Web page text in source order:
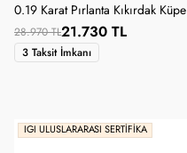
0.19 Karat Pırlanta Kıkırdak Küpe
28.970 TL21.730 TL
3 Taksit İmkanı
IGI ULUSLARARASI SERTIFIKA